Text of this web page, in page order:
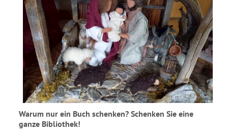
Warum nur ein Buch schenken? Schenken Sie eine
ganze Bibliothek!